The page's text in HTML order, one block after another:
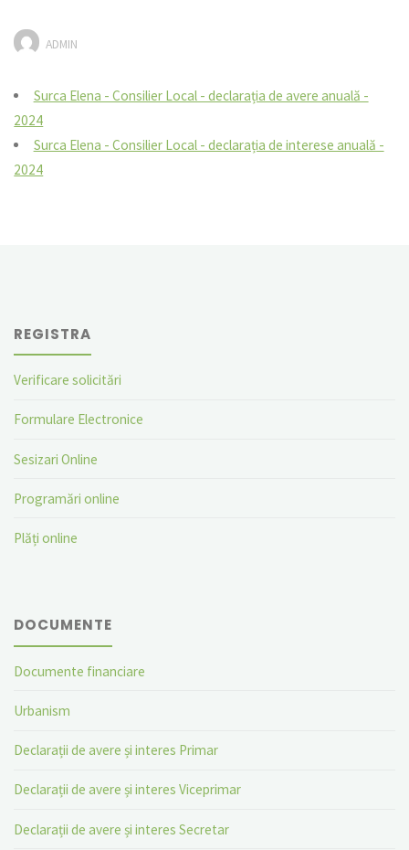
ADMIN
Surca Elena - Consilier Local - declarația de avere anuală -
2024
Surca Elena - Consilier Local - declarația de interese anuală -
2024
REGISTRA
Verificare solicitări
Formulare Electronice
Sesizari Online
Programări online
Plăți online
DOCUMENTE
Documente financiare
Urbanism
Declarații de avere și interes Primar
Declarații de avere și interes Viceprimar
Declarații de avere și interes Secretar